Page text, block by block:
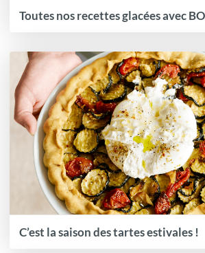
Toutes nos recettes glacées avec
C’est la saison des tartes estivales !